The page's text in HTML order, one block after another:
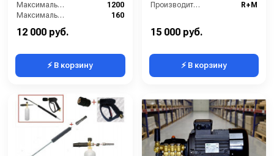
Максимальная производительность по воде (л/ч):
1200
Максимальное рабочее давление (бар):
160
12 000 руб.
⚡ В корзину
Производитель:
R+M
15 000 руб.
⚡ В корзину